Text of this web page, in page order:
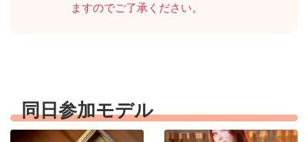
ますのでご了承ください。
同日参加モデル